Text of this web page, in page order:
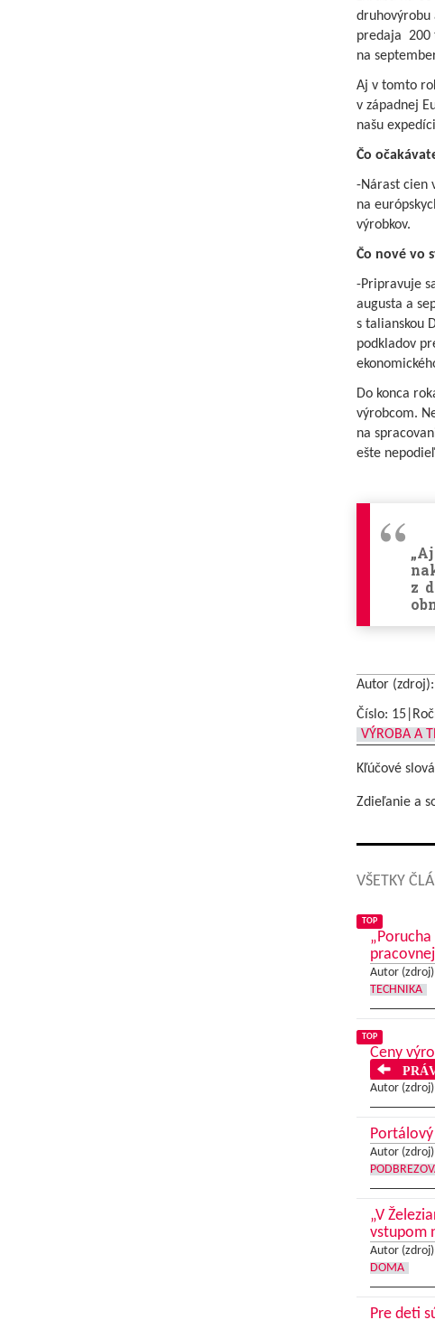
druhovýrobu
predaja 200
na
Aj v tomto
v západnej
našu
Čo
-Nárast cien
na
výrobkov.
Čo nové vo
-Pripravuje
augusta a
s talianskou
podkladov
Do konca
výrobcom.
na
ešte
z
Autor (zdroj):
Číslo:
VÝROBA A
Kľúčové
Zdieľanie a
VŠETKY
TOP
Autor
TECHNIKA
TOP
Ceny
Autor
Autor
„V
vstupom
Autor
DOMA
Pre deti